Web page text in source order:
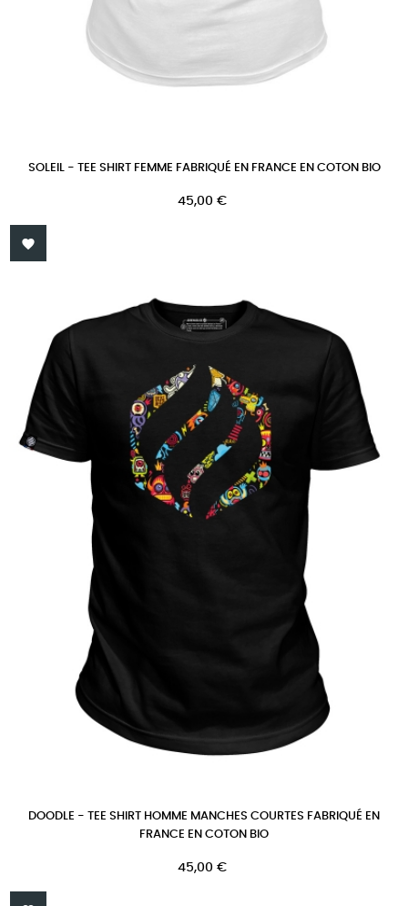
SOLEIL - TEE SHIRT FEMME FABRIQUÉ EN FRANCE EN COTON BIO
Prix
45,00 €

DOODLE - TEE SHIRT HOMME MANCHES COURTES FABRIQUÉ EN
FRANCE EN COTON BIO
Prix
45,00 €